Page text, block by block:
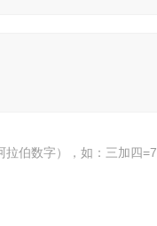
拉伯数字），如：三加四=7